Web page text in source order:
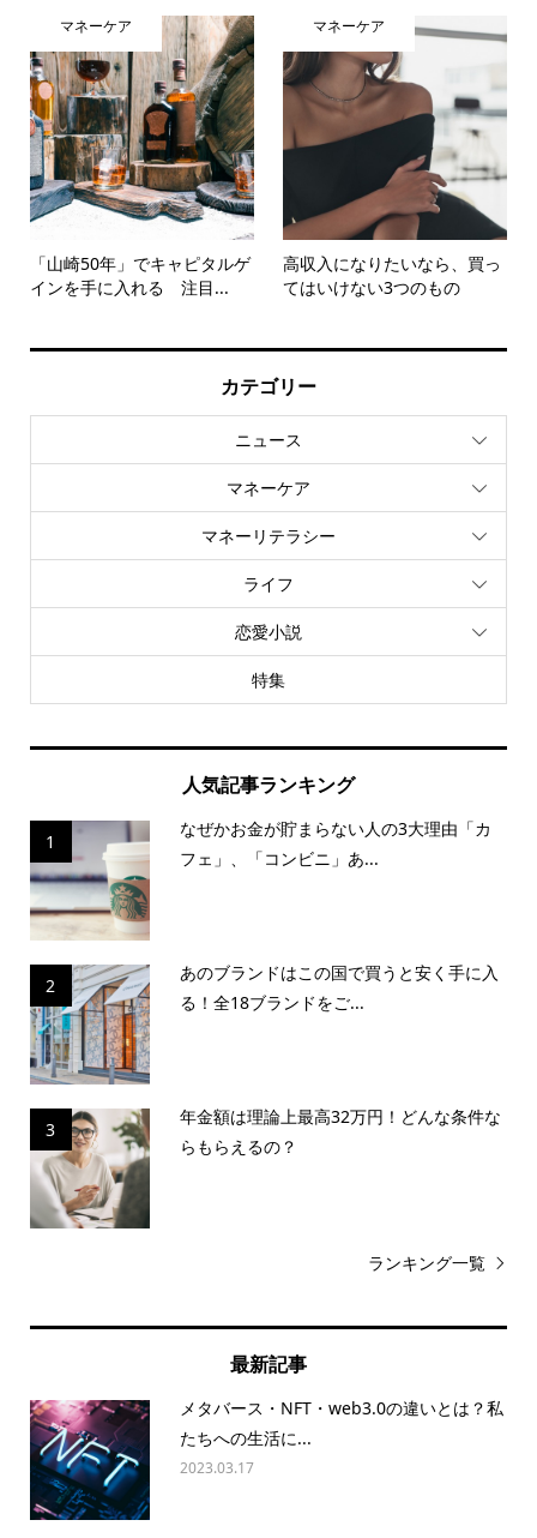
マネーケア
「山崎50年」でキャピタルゲ
インを手に入れる 注目...
マネーケア
高収入になりたいなら、買っ
てはいけない3つのもの
カテゴリー
ニュース
マネーケア
マネーリテラシー
ライフ
恋愛小説
特集
人気記事ランキング
1
なぜかお金が貯まらない人の3大理由「カ
フェ」、「コンビニ」あ...
2
あのブランドはこの国で買うと安く手に入
る！全18ブランドをご...
3
年金額は理論上最高32万円！どんな条件な
らもらえるの？
ランキング一覧
最新記事
メタバース・NFT・web3.0の違いとは？私
たちへの生活に...
2023.03.17